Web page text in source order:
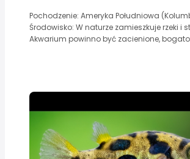
Pochodzenie: Ameryka Południowa
Środowisko: W naturze zamieszkuje rzeki i
Akwarium powinno być zacienione,